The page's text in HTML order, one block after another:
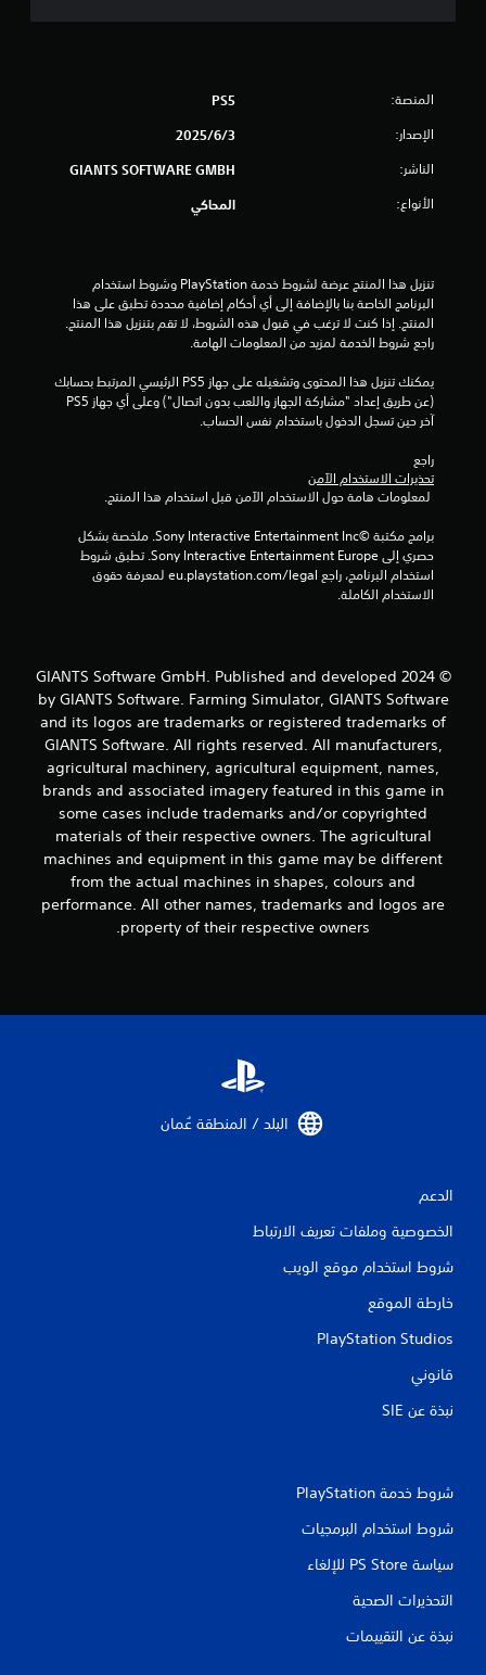
المنصة: PS5
الإصدار: 3‏/6‏/2025
الناشر: GIANTS SOFTWARE GMBH
الأنواع: المحاكي
راجع شروط الخدمة لمزيد من المعلومات الهامة.
آخر حين تسجل الدخول باستخدام نفس الحساب.
راجع
تحذيرات الاستخدام الآمن
الاستخدام الكاملة.
© 2024 GIANTS Software GmbH. Published and developed
by GIANTS Software. Farming Simulator, GIANTS Software
and its logos are trademarks or registered trademarks of
GIANTS Software. All rights reserved. All manufacturers,
agricultural machinery, agricultural equipment, names,
brands and associated imagery featured in this game in
some cases include trademarks and/or copyrighted
materials of their respective owners. The agricultural
machines and equipment in this game may be different
from the actual machines in shapes, colours and
performance. All other names, trademarks and logos are
property of their respective owners.
البلد / المنطقة عُمان‏
الدعم
الخصوصية وملفات تعريف الارتباط
شروط استخدام موقع الويب
خارطة الموقع
PlayStation Studios
قانوني
نبذة عن SIE‏
شروط خدمة PlayStation‏
شروط استخدام البرمجيات
سياسة PS Store للإلغاء
التحذيرات الصحية
نبذة عن التقييمات